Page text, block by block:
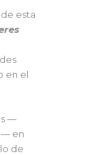
esta
en el
—
en
de